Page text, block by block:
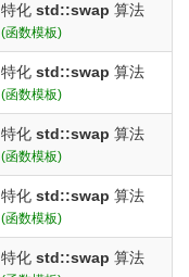
特化 std::swap 算法
(函数模板)
特化 std::swap 算法
(函数模板)
特化 std::swap 算法
(函数模板)
特化 std::swap 算法
(函数模板)
特化 std::swap 算法